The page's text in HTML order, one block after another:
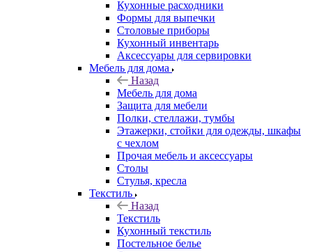
Кухонные расходники
Формы для выпечки
Столовые приборы
Кухонный инвентарь
Аксессуары для сервировки
Мебель для дома
Назад
Мебель для дома
Защита для мебели
Полки, стеллажи, тумбы
Этажерки, стойки для одежды, шкафы
с чехлом
Прочая мебель и аксессуары
Столы
Стулья, кресла
Текстиль
Назад
Текстиль
Кухонный текстиль
Постельное белье